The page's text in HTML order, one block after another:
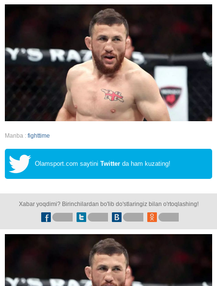
Manba : fighttime
Olamsport.com saytini Twitter da ham kuzating!
Xabar yoqdimi? Birinchilardan bo'lib do'stlaringiz bilan o'rtoqlashing!